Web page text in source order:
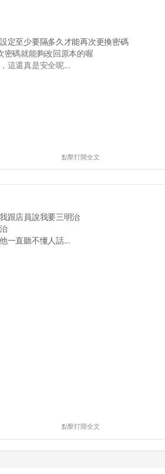
定至少要隔多久才能再次更換密碼
密碼就能夠改回原本的喔
這還真是安全呢...
點擊打開全文
跟店員說我要三明治
一直聽不懂人話...
點擊打開全文